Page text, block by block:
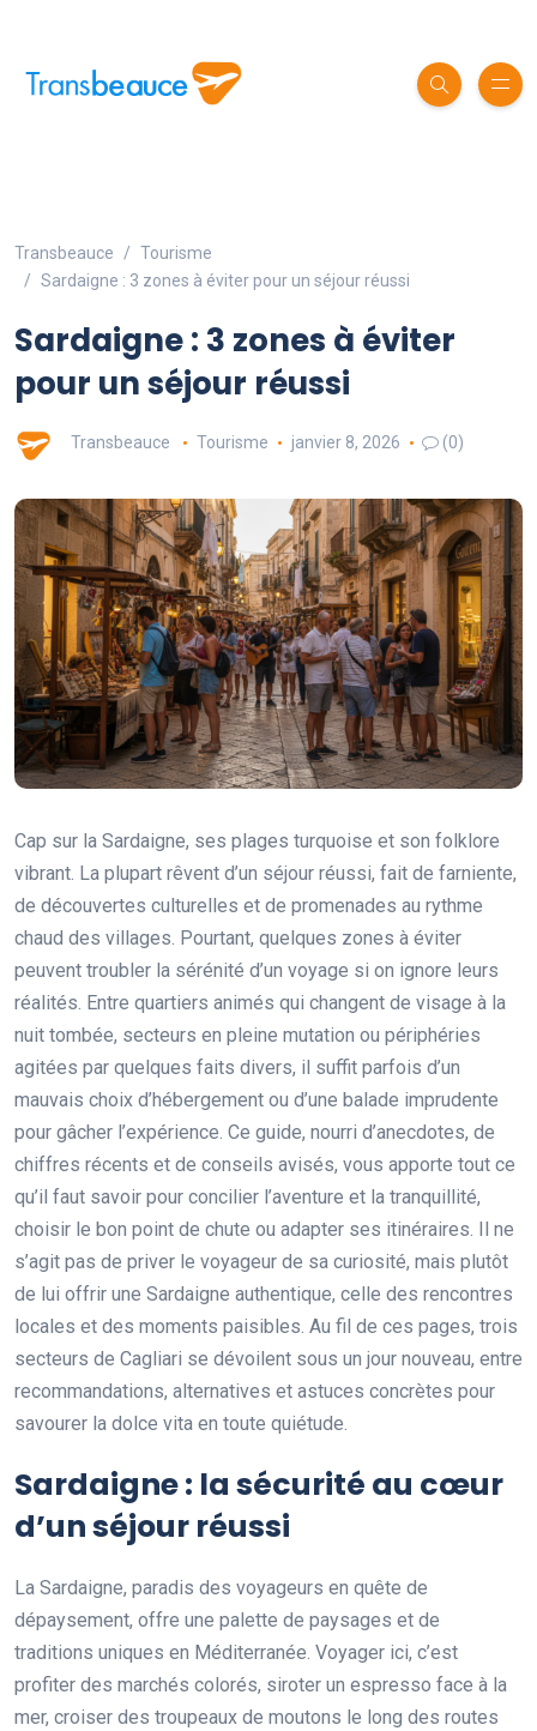
Transbeauce
Tourisme
Sardaigne : 3 zones à éviter pour un séjour réussi
Sardaigne : 3 zones à éviter
pour un séjour réussi
Transbeauce Tourisme janvier 8, 2026 (0)
Cap sur la Sardaigne, ses plages turquoise et son folklore
vibrant. La plupart rêvent d’un séjour réussi, fait de farniente,
de découvertes culturelles et de promenades au rythme
chaud des villages. Pourtant, quelques zones à éviter
peuvent troubler la sérénité d’un voyage si on ignore leurs
réalités. Entre quartiers animés qui changent de visage à la
nuit tombée, secteurs en pleine mutation ou périphéries
agitées par quelques faits divers, il suffit parfois d’un
mauvais choix d’hébergement ou d’une balade imprudente
pour gâcher l’expérience. Ce guide, nourri d’anecdotes, de
chiffres récents et de conseils avisés, vous apporte tout ce
qu’il faut savoir pour concilier l’aventure et la tranquillité,
choisir le bon point de chute ou adapter ses itinéraires. Il ne
s’agit pas de priver le voyageur de sa curiosité, mais plutôt
de lui offrir une Sardaigne authentique, celle des rencontres
locales et des moments paisibles. Au fil de ces pages, trois
secteurs de Cagliari se dévoilent sous un jour nouveau, entre
recommandations, alternatives et astuces concrètes pour
savourer la dolce vita en toute quiétude.
Sardaigne : la sécurité au cœur
d’un séjour réussi
La Sardaigne, paradis des voyageurs en quête de
dépaysement, offre une palette de paysages et de
traditions uniques en Méditerranée. Voyager ici, c’est
profiter des marchés colorés, siroter un espresso face à la
mer, croiser des troupeaux de moutons le long des routes